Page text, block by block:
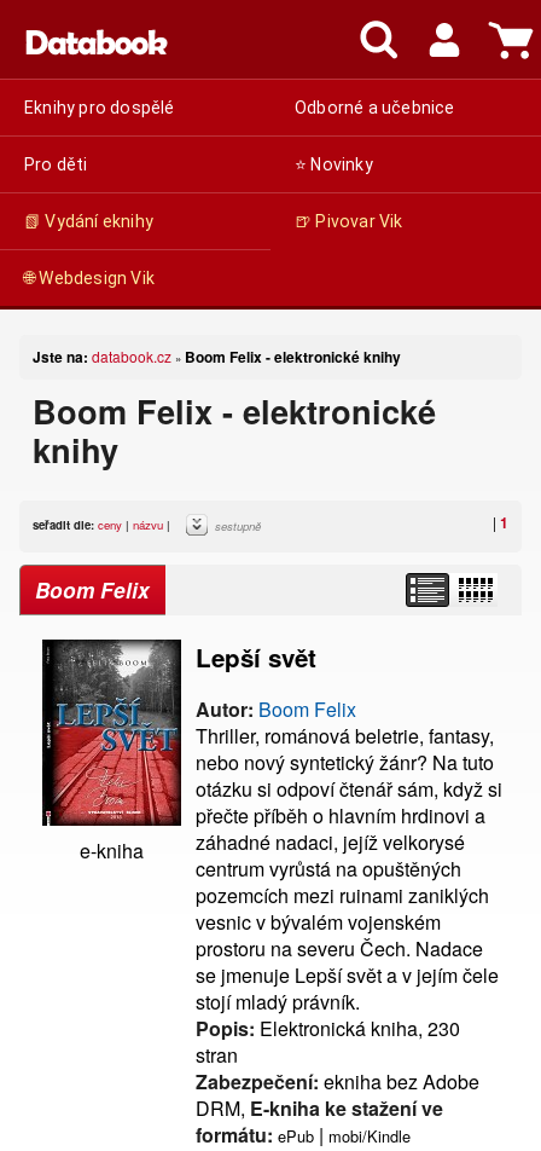
Eknihy pro dospělé Odborné a učebnice
Pro děti ⭐ Novinky
📗 Vydání eknihy 🍺 Pivovar Vik
🌐 Webdesign Vik
Jste na: databook.cz » Boom Felix - elektronické knihy
Boom Felix - elektronické
knihy
| 1
seřadit dle: ceny | názvu | sestupně
Boom Felix
e-kniha
Lepší svět
Autor: Boom Felix
Thriller, románová beletrie, fantasy,
nebo nový syntetický žánr? Na tuto
otázku si odpoví čtenář sám, když si
přečte příběh o hlavním hrdinovi a
záhadné nadaci, jejíž velkorysé
centrum vyrůstá na opuštěných
pozemcích mezi ruinami zaniklých
vesnic v bývalém vojenském
prostoru na severu Čech. Nadace
se jmenuje Lepší svět a v jejím čele
stojí mladý právník.
Popis: Elektronická kniha, 230
stran
Zabezpečení: ekniha bez Adobe
DRM, E-kniha ke stažení ve
formátu: ePub | mobi/Kindle